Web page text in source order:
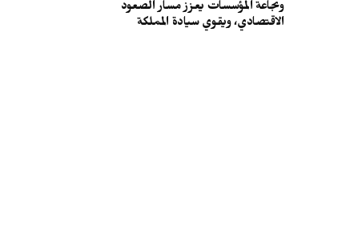
ونجاعة المؤسسات يعزز مسار الصعود
الاقتصادي، ويقوي سيادة المملكة